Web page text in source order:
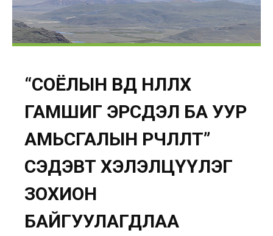
“СОЁЛЫН ӨВД НӨЛӨӨЛӨХ
ГАМШИГ ЭРСДЭЛ БА УУР
АМЬСГАЛЫН ӨӨРЧЛӨЛТ”
СЭДЭВТ ХЭЛЭЛЦҮҮЛЭГ
ЗОХИОН
БАЙГУУЛАГДЛАА